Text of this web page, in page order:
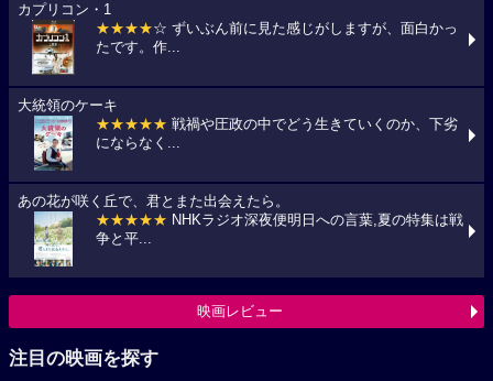
カプリコン・1
★★★★☆ ずいぶん前に見た感じがしますが、面白かっ
たです。作...
大統領のケーキ
★★★★★ 戦禍や圧政の中でどう生きていくのか、下劣
にならなく...
あの花が咲く丘で、君とまた出会えたら。
★★★★★ NHKラジオ深夜便明日への言葉,夏の特集は戦
争と平...
映画レビュー
注目の映画を探す